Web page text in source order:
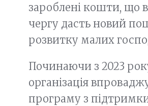
зароблені кошти, що
чергу дасть новий
розвитку малих
Починаючи з 2023
організація
програму з